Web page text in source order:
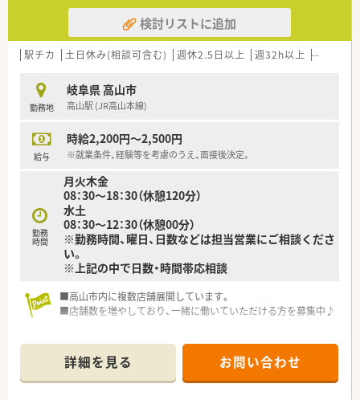
検討リストに追加
駅チカ 土日休み(相談可含む) 週休2.5日以上 週32h以上 ブランク
勤務地
岐阜県 高山市
高山駅 (JR高山本線)
給与
時給2,200円～2,500円
※就業条件、経験等を考慮のうえ、面接後決定。
勤務
時間
月火木金
08：30～18：30（休憩120分）
水土
08：30～12：30（休憩00分）
※勤務時間、曜日、日数などは担当営業にご相談くださ
い。
※上記の中で日数・時間帯応相談
■高山市内に複数店舗展開しています。
■店舗数を増やしており、一緒に働いていただける方を募集中♪
詳細を見る お問い合わせ